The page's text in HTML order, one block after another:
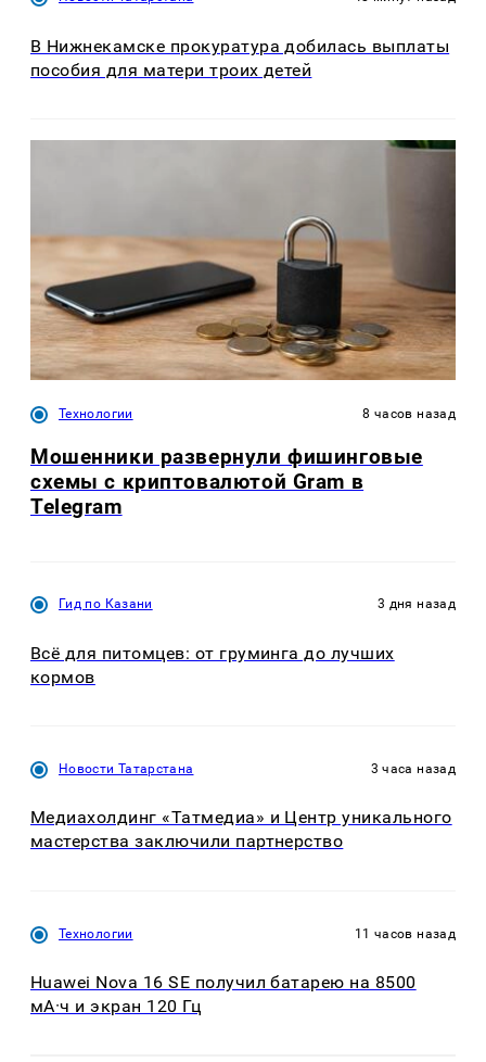
В Нижнекамске прокуратура добилась выплаты
пособия для матери троих детей
Технологии 8 часов назад
Мошенники развернули фишинговые
схемы с криптовалютой Gram в
Telegram
Гид по Казани 3 дня назад
Всё для питомцев: от груминга до лучших
кормов
Новости Татарстана 3 часа назад
Медиахолдинг «Татмедиа» и Центр уникального
мастерства заключили партнерство
Технологии 11 часов назад
Huawei Nova 16 SE получил батарею на 8500
мА·ч и экран 120 Гц